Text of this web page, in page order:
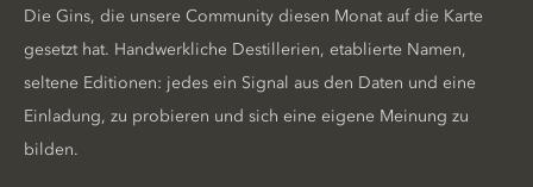
Die Gins, die unsere Community diesen Monat auf die Karte
gesetzt hat. Handwerkliche Destillerien, etablierte Namen,
seltene Editionen: jedes ein Signal aus den Daten und eine
Einladung, zu probieren und sich eine eigene Meinung zu
bilden.